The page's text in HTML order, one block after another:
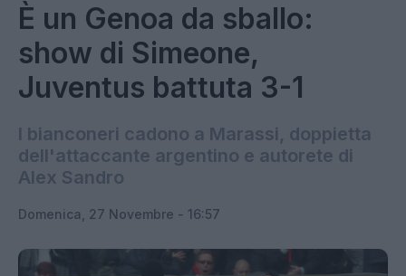
È un Genoa da sballo:
show di Simeone,
Juventus battuta 3-1
I bianconeri cadono a Marassi, doppietta
dell'attaccante argentino e autorete di
Alex Sandro
Domenica, 27 Novembre - 16:57